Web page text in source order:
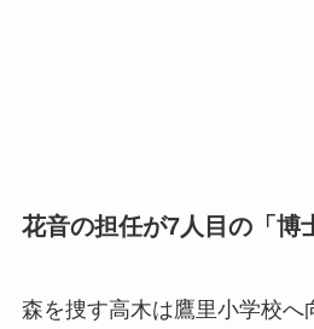
花音の担任が7人目の「博
森を捜す高木は鷹里小学校へ